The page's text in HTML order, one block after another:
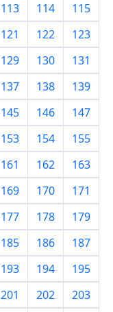
113 114
115
121 122
123
129 130
131
137 138
139
145 146
147
153 154
155
161 162
163
169 170
171
177 178
179
185 186
187
193 194
195
201 202
203